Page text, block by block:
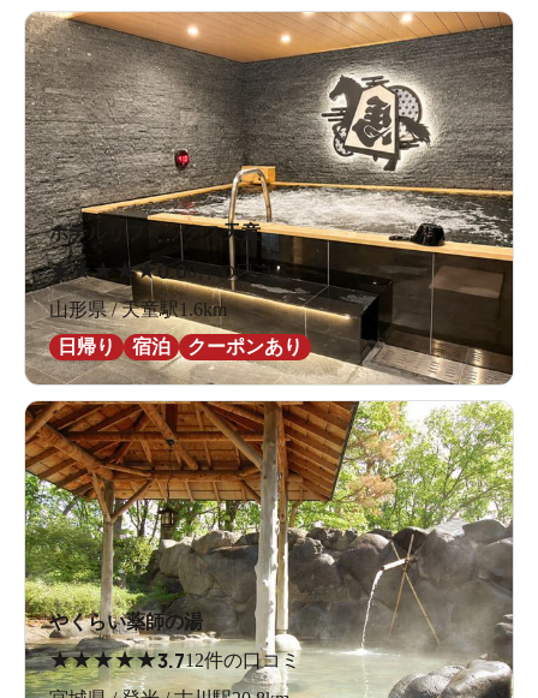
ホテルリブマックス天童
★★★ ★★0.00件の口コミ
山形県 / 天童駅1.6km
日帰り
宿泊 クーポンあり
やくらい薬師の湯
★★★★★3.712件の口コミ